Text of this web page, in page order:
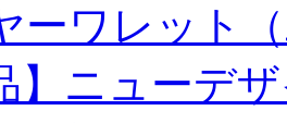
ーワレット
】ニューデ